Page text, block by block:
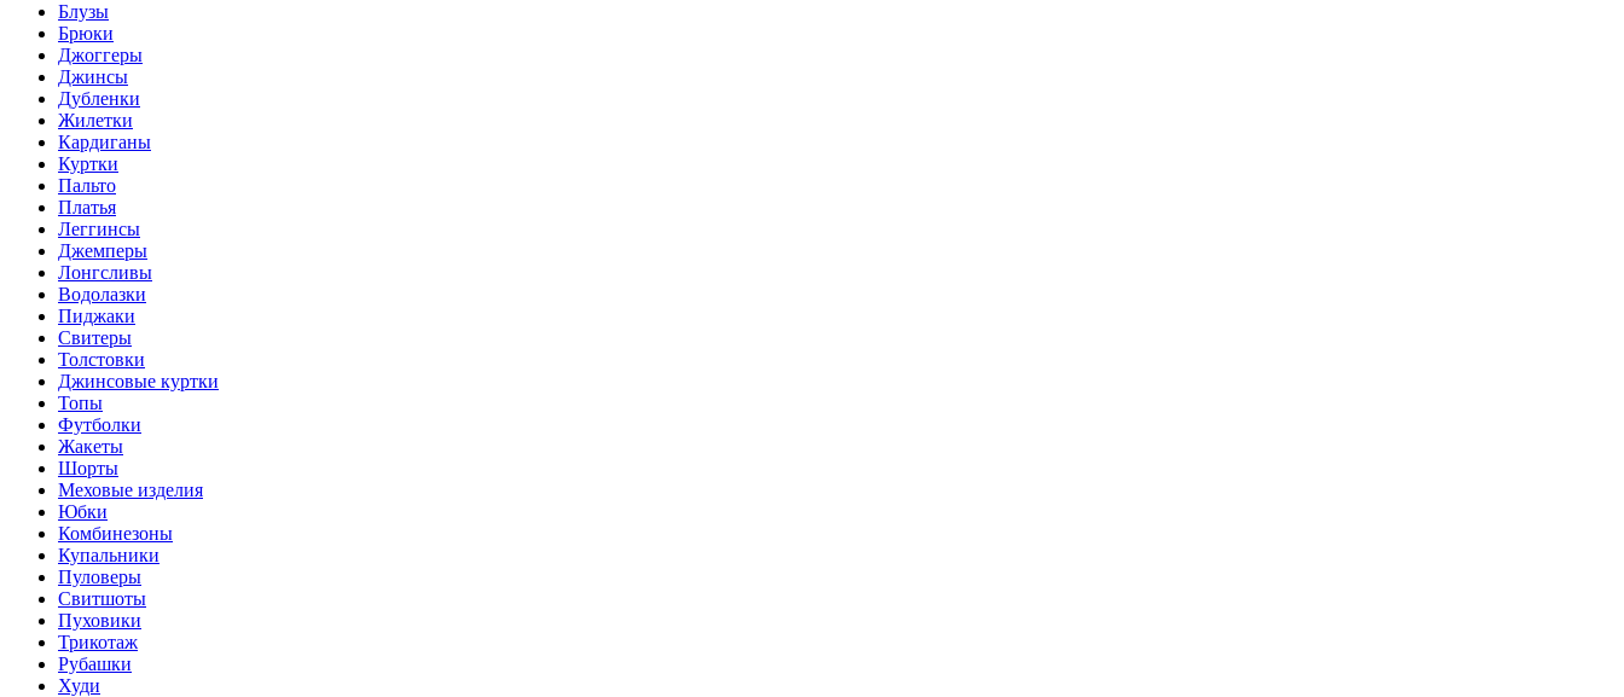
Блузы
Брюки
Джоггеры
Джинсы
Дубленки
Жилетки
Кардиганы
Куртки
Пальто
Платья
Леггинсы
Джемперы
Лонгсливы
Водолазки
Пиджаки
Свитеры
Толстовки
Джинсовые куртки
Топы
Футболки
Жакеты
Шорты
Меховые изделия
Юбки
Комбинезоны
Купальники
Пуловеры
Свитшоты
Пуховики
Трикотаж
Рубашки
Худи